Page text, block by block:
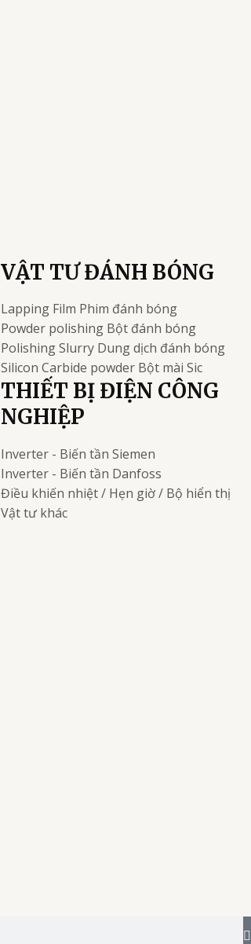
VẬT TƯ ĐÁNH BÓNG
Lapping Film Phim đánh bóng
Powder polishing Bột đánh bóng
Polishing Slurry Dung dịch đánh bóng
Silicon Carbide powder Bột mài Sic
THIẾT BỊ ĐIỆN CÔNG
NGHIỆP
Inverter - Biến tần Siemen
Inverter - Biến tần Danfoss
Điều khiến nhiệt / Hẹn giờ / Bộ hiển thị
Vật tư khác